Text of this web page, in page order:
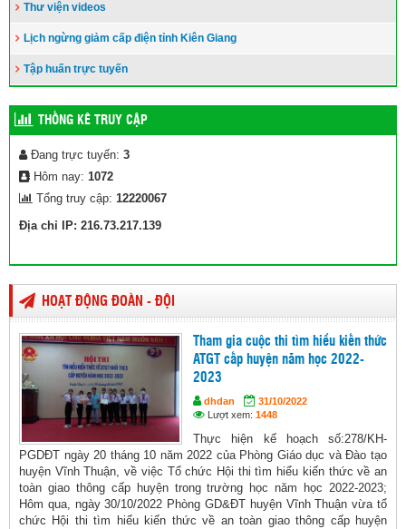
Thư viện videos
Lịch ngừng giảm cấp điện tỉnh Kiên Giang
Tập huấn trực tuyến
THỐNG KÊ TRUY CẬP
Đang trực tuyến: 3
Hôm nay: 1072
Tổng truy cập: 12220067
Địa chỉ IP: 216.73.217.139
HOẠT ĐỘNG ĐOÀN - ĐỘI
Tham gia cuộc thi tìm hiểu kiến thức
ATGT cấp huyện năm học 2022-
2023
dhdan
31/10/2022
Lượt xem: 1448
Thực hiện kế hoạch số:278/KH-
PGDĐT ngày 20 tháng 10 năm 2022 của Phòng Giáo dục và Đào tạo
huyện Vĩnh Thuận, về việc Tổ chức Hội thi tìm hiểu kiến thức về an
toàn giao thông cấp huyện trong trường học năm học 2022-2023;
Hôm qua, ngày 30/10/2022 Phòng GD&ĐT huyện Vĩnh Thuận vừa tổ
chức Hội thi tìm hiểu kiến thức về an toàn giao thông cấp huyện